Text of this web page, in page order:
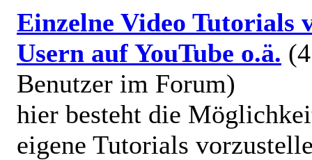
Einzelne Video Tutorials
Usern auf YouTube o.ä. (4
Benutzer im Forum)
hier besteht die
eigene Tutorials